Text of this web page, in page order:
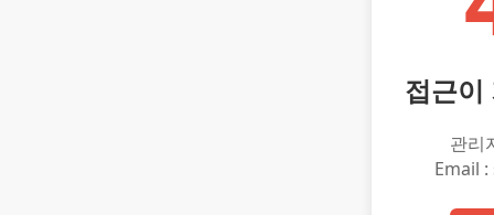
접근이
관리
Email